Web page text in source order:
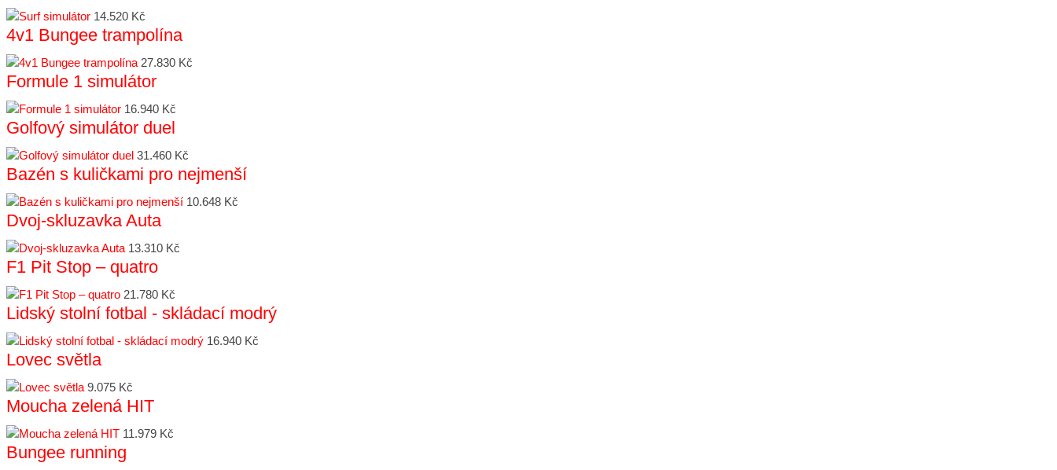
14.520 Kč
4v1 Bungee trampolína
27.830 Kč
Formule 1 simulátor
16.940 Kč
Golfový simulátor duel
31.460 Kč
Bazén s kuličkami pro nejmenší
10.648 Kč
Dvoj-skluzavka Auta
13.310 Kč
F1 Pit Stop – quatro
21.780 Kč
Lidský stolní fotbal - skládací modrý
16.940 Kč
Lovec světla
9.075 Kč
Moucha zelená HIT
11.979 Kč
Bungee running